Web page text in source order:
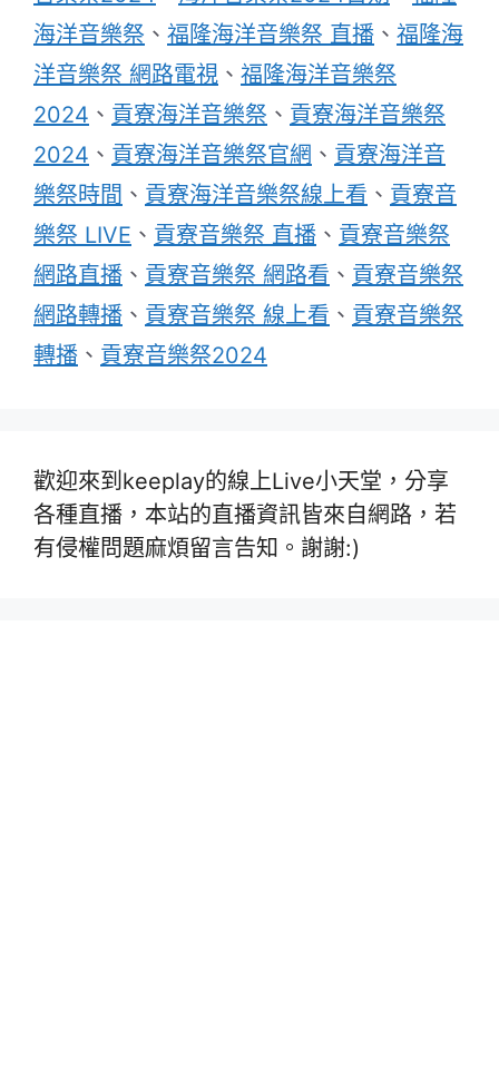
海洋音樂祭 、 福隆海洋音樂祭 直播 、 福隆海
洋音樂祭 網路電視 、 福隆海洋音樂祭
2024 、 貢寮海洋音樂祭 、 貢寮海洋音樂祭
2024 、 貢寮海洋音樂祭官網 、 貢寮海洋音
樂祭時間 、 貢寮海洋音樂祭線上看 、 貢寮音
樂祭 LIVE 、 貢寮音樂祭 直播 、 貢寮音樂祭
網路直播 、 貢寮音樂祭 網路看 、 貢寮音樂祭
網路轉播 、 貢寮音樂祭 線上看 、 貢寮音樂祭
轉播 、 貢寮音樂祭2024
歡迎來到keeplay的線上Live小天堂，分享
各種直播，本站的直播資訊皆來自網路，若
有侵權問題麻煩留言告知。謝謝:)